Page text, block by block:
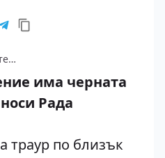
има черната
Рада
траур по близък